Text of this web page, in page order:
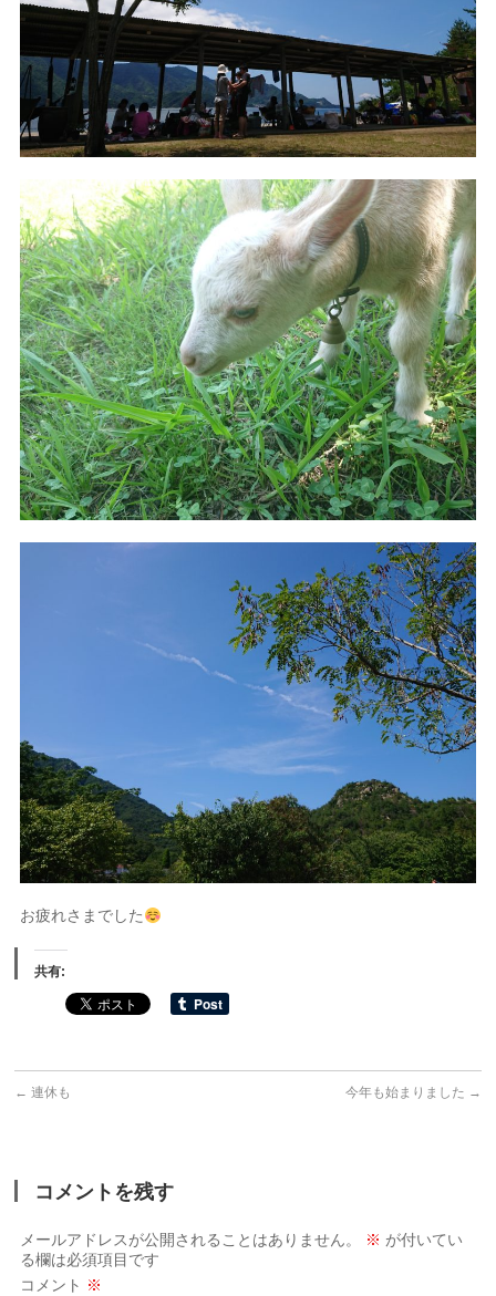
お疲れさまでした
共有:
← 連休も 今年も始まりました →
コメントを残す
メールアドレスが公開されることはありません。 ※ が付いてい
る欄は必須項目です
コメント ※